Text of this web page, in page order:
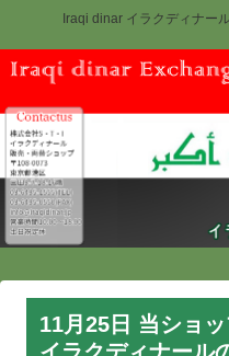
Iraqi dinar イラクディナー
11月25日 当ショ